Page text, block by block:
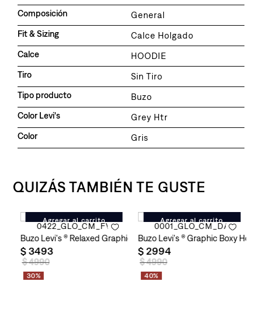
Composición
General
Fit & Sizing
Calce Holgado
Calce
HOODIE
Tiro
Sin Tiro
Tipo producto
Buzo
Color Levi's
Grey Htr
Color
Gris
QUIZÁS TAMBIÉN TE GUSTE
Agregar al carrito
Buzo Levi's ® Relaxed Graphic Po Yell para Hombre
$ 3493
$4990
30%
Agregar al carrito
Buzo Levi's ® Graphic Boxy
$2994
$4990
40%